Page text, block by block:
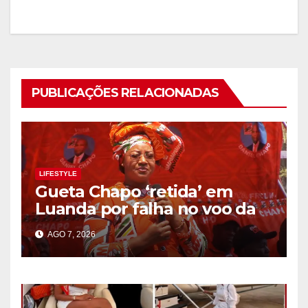
PUBLICAÇÕES RELACIONADAS
LIFESTYLE
Gueta Chapo ‘retida’ em
Luanda por falha no voo da
TAAG
AGO 7, 2026